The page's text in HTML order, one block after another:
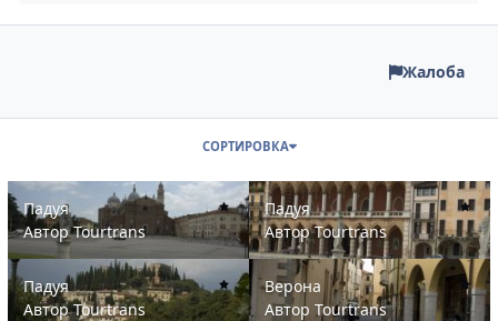
Жалоба
СОРТИРОВКА
Падуя
Падуя
АвторTourtrans
Падуя
Падуя
АвторTourtrans
Падуя
Падуя
АвторTourtrans
Верона
Верона
Автор Tourtrans